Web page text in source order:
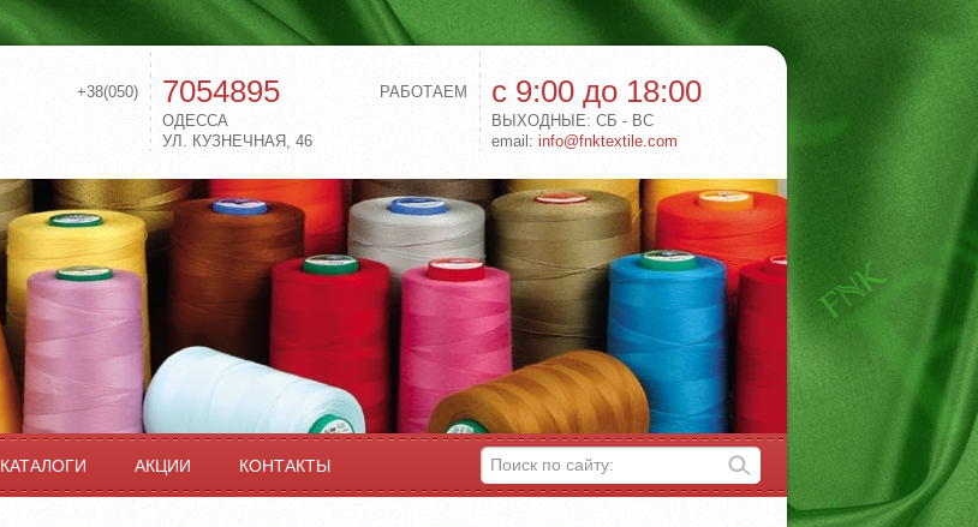
РАБОТАЕМ с 9:00 до 18:00
ВЫХОДНЫЕ: СБ - ВС
email: info@fnktextile.com
+38(050) 7054895
ОДЕССА
УЛ. КУЗНЕЧНАЯ, 46
КАТАЛОГИ АКЦИИ КОНТАКТЫ